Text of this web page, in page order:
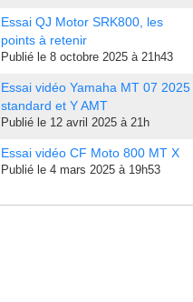
Essai QJ Motor SRK800, les
points à retenir
Publié le 8 octobre 2025 à 21h43
Essai vidéo Yamaha MT 07 2025
standard et Y AMT
Publié le 12 avril 2025 à 21h
Essai vidéo CF Moto 800 MT X
Publié le 4 mars 2025 à 19h53